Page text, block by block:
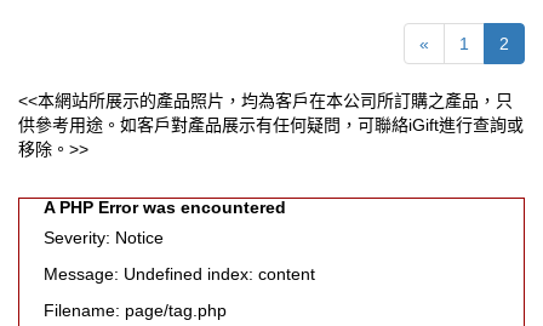
« 1 2
<<本網站所展示的產品照片，均為客戶在本公司所訂購之產品，只
供參考用途。如客戶對產品展示有任何疑問，可聯絡iGift進行查詢或
移除。>>
A PHP Error was encountered
Severity: Notice
Message: Undefined index: content
Filename: page/tag.php